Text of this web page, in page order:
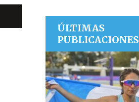
ÚLTIMAS
PUBLICACIONES